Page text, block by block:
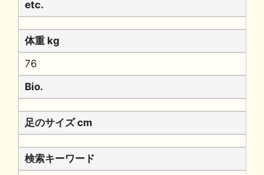
etc.
体重 kg
76
Bio.
足のサイズ cm
検索キーワード